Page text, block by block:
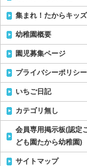
集まれ！たからキッ
幼稚園概要
園児募集ページ
プライバシーポリシー
いちご日記
カテゴリ無し
会員専用掲示板(認定
ども園たから幼稚園)
サイトマップ